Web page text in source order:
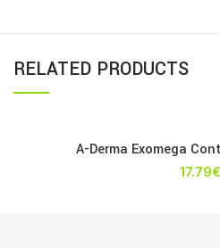
RELATED PRODUCTS
A-Derma Exomega
17.79€